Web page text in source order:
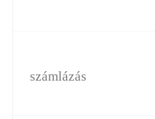
számlázás